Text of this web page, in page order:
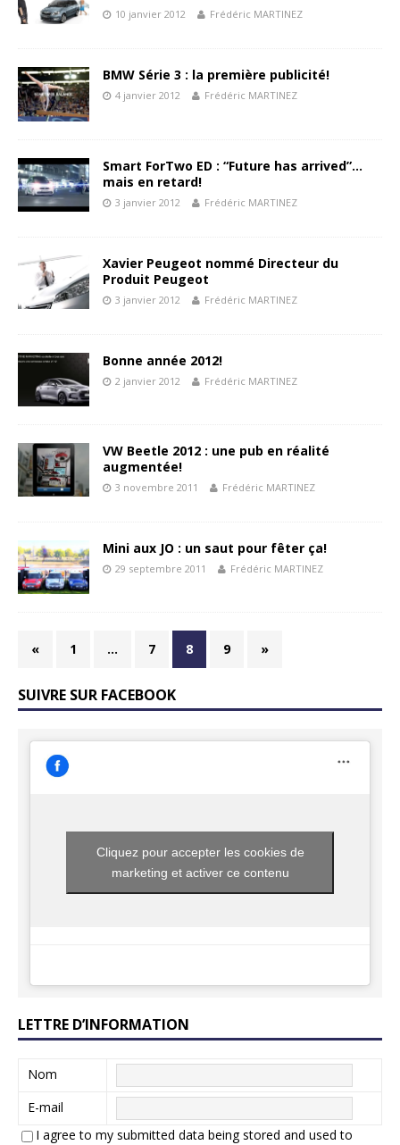
10 janvier 2012 Frédéric MARTINEZ
BMW Série 3 : la première publicité!
4 janvier 2012 Frédéric MARTINEZ
Smart ForTwo ED : “Future has arrived”…
mais en retard!
3 janvier 2012 Frédéric MARTINEZ
Xavier Peugeot nommé Directeur du
Produit Peugeot
3 janvier 2012 Frédéric MARTINEZ
Bonne année 2012!
2 janvier 2012 Frédéric MARTINEZ
VW Beetle 2012 : une pub en réalité
augmentée!
3 novembre 2011 Frédéric MARTINEZ
Mini aux JO : un saut pour fêter ça!
29 septembre 2011 Frédéric MARTINEZ
« 1 … 7 8 9 »
SUIVRE SUR FACEBOOK
Cliquez pour accepter les cookies de
marketing et activer ce contenu
LETTRE D’INFORMATION
Nom
E-mail
I agree to my submitted data being stored and used to